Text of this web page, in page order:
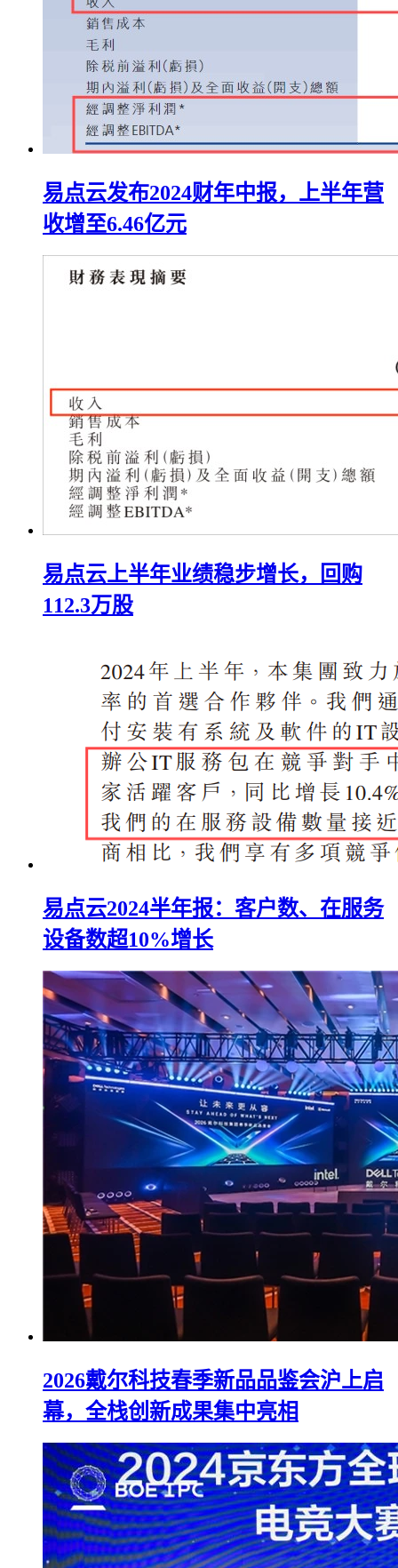
易点云发布2024财年中报，上半年营
收增至6.46亿元
易点云上半年业绩稳步增长，回购
112.3万股
易点云2024半年报：客户数、在服务
设备数超10%增长
2026戴尔科技春季新品品鉴会沪上启
幕，全栈创新成果集中亮相